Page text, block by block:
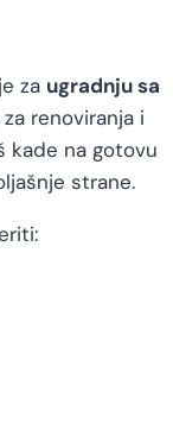
za ugradnju sa
renoviranja i
kade na gotovu
strane.